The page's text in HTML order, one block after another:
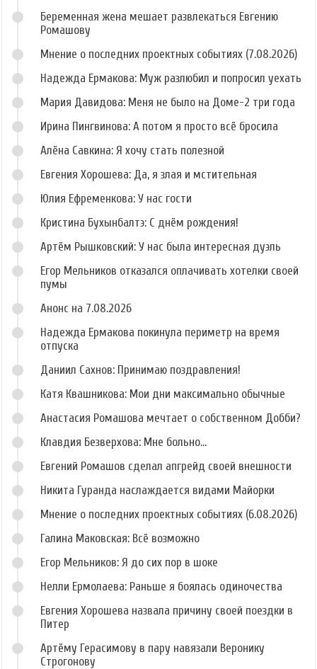
Беременная жена мешает развлекаться Евгению
Ромашову
Мнение о последних проектных событиях (7.08.2026)
Надежда Ермакова: Муж разлюбил и попросил уехать
Мария Давидова: Меня не было на Доме-2 три года
Ирина Пингвинова: А потом я просто всё бросила
Алёна Савкина: Я хочу стать полезной
Евгения Хорошева: Да, я злая и мстительная
Юлия Ефременкова: У нас гости
Кристина Бухынбалтэ: С днём рождения!
Артём Рышковский: У нас была интересная дуэль
Егор Мельников отказался оплачивать хотелки своей
пумы
Анонс на 7.08.2026
Надежда Ермакова покинула периметр на время
отпуска
Даниил Сахнов: Принимаю поздравления!
Катя Квашникова: Мои дни максимально обычные
Анастасия Ромашова мечтает о собственном Добби?
Клавдия Безверхова: Мне больно...
Евгений Ромашов сделал апгрейд своей внешности
Никита Гуранда наслаждается видами Майорки
Мнение о последних проектных событиях (6.08.2026)
Галина Маковская: Всё возможно
Егор Мельников: Я до сих пор в шоке
Нелли Ермолаева: Раньше я боялась одиночества
Евгения Хорошева назвала причину своей поездки в
Питер
Артёму Герасимову в пару навязали Веронику
Строгонову